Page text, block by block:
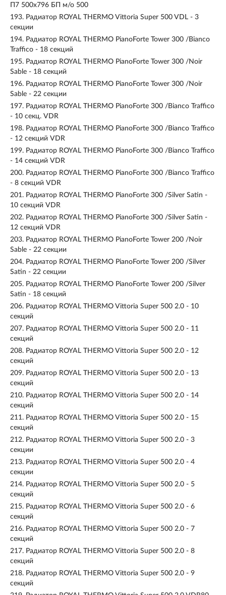
П7 500x796 БП м/о 500
193. Радиатор ROYAL THERMO Vittoria Super 500 VDL - 3
секции
194. Радиатор ROYAL THERMO PianoForte Tower 300 /Bianco
Traffico - 18 секций
195. Радиатор ROYAL THERMO PianoForte Tower 300 /Noir
Sable - 18 секций
196. Радиатор ROYAL THERMO PianoForte Tower 300 /Noir
Sable - 22 секции
197. Радиатор ROYAL THERMO PianoForte 300 /Bianco Traffico
- 10 секц. VDR
198. Радиатор ROYAL THERMO PianoForte 300 /Bianco Traffico
- 12 секций VDR
199. Радиатор ROYAL THERMO PianoForte 300 /Bianco Traffico
- 14 секций VDR
200. Радиатор ROYAL THERMO PianoForte 300 /Bianco Traffico
- 8 секций VDR
201. Радиатор ROYAL THERMO PianoForte 300 /Silver Satin -
10 секций VDR
202. Радиатор ROYAL THERMO PianoForte 300 /Silver Satin -
12 секций VDR
203. Радиатор ROYAL THERMO PianoForte Tower 200 /Noir
Sable - 22 секции
204. Радиатор ROYAL THERMO PianoForte Tower 200 /Silver
Satin - 22 секции
205. Радиатор ROYAL THERMO PianoForte Tower 200 /Silver
Satin - 18 секций
206. Радиатор ROYAL THERMO Vittoria Super 500 2.0 - 10
секций
207. Радиатор ROYAL THERMO Vittoria Super 500 2.0 - 11
секций
208. Радиатор ROYAL THERMO Vittoria Super 500 2.0 - 12
секций
209. Радиатор ROYAL THERMO Vittoria Super 500 2.0 - 13
секций
210. Радиатор ROYAL THERMO Vittoria Super 500 2.0 - 14
секций
211. Радиатор ROYAL THERMO Vittoria Super 500 2.0 - 15
секций
212. Радиатор ROYAL THERMO Vittoria Super 500 2.0 - 3
секции
213. Радиатор ROYAL THERMO Vittoria Super 500 2.0 - 4
секции
214. Радиатор ROYAL THERMO Vittoria Super 500 2.0 - 5
секций
215. Радиатор ROYAL THERMO Vittoria Super 500 2.0 - 6
секций
216. Радиатор ROYAL THERMO Vittoria Super 500 2.0 - 7
секций
217. Радиатор ROYAL THERMO Vittoria Super 500 2.0 - 8
секций
218. Радиатор ROYAL THERMO Vittoria Super 500 2.0 - 9
секций